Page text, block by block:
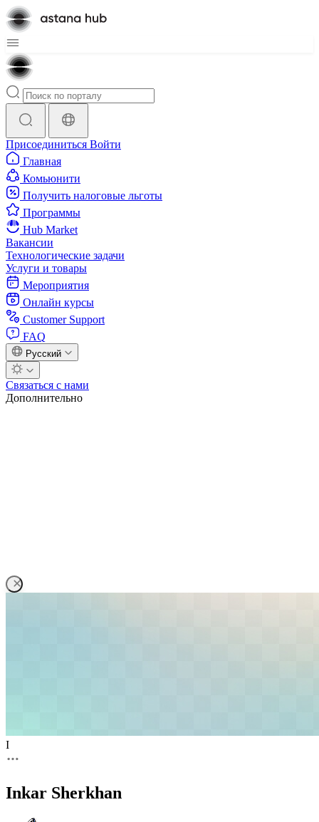
Присоединиться Войти
Главная
Комьюнити
Получить налоговые льготы
Программы
Hub Market
Вакансии
Технологические задачи
Услуги и товары
Мероприятия
Онлайн курсы
Customer Support
FAQ
Русский
Связаться с нами
Дополнительно
I
Inkar Sherkhan